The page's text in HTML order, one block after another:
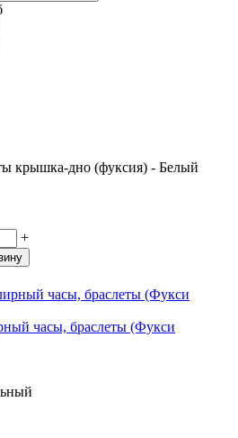
+
часы, браслеты (Фукси